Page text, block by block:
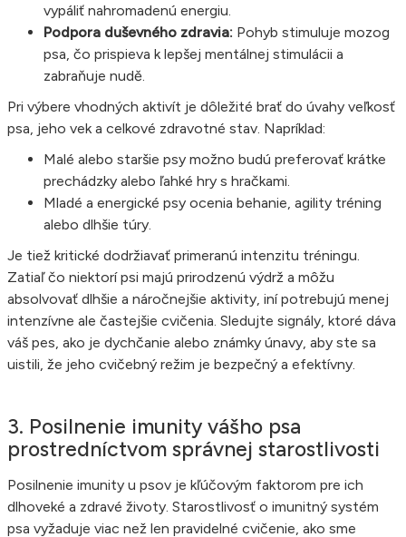
vypáliť nahromadenú energiu.
Podpora duševného zdravia: Pohyb stimuluje mozog
psa, čo prispieva k lepšej mentálnej stimulácii a
zabraňuje nudě.
Pri výbere vhodných aktivít je dôležité brať do úvahy veľkosť
psa, jeho vek a celkové zdravotné stav. Napríklad:
Malé alebo staršie psy možno budú preferovať krátke
prechádzky alebo ľahké hry s hračkami.
Mladé a energické psy ocenia behanie, agility tréning
alebo dlhšie túry.
Je tiež kritické dodržiavať primeranú intenzitu tréningu.
Zatiaľ čo niektorí psi majú prirodzenú výdrž a môžu
absolvovať dlhšie a náročnejšie aktivity, iní potrebujú menej
intenzívne ale častejšie cvičenia. Sledujte signály, ktoré dáva
váš pes, ako je dychčanie alebo známky únavy, aby ste sa
uistili, že jeho cvičebný režim je bezpečný a efektívny.
3. Posilnenie imunity vášho psa
prostredníctvom správnej starostlivosti
Posilnenie imunity u psov je kľúčovým faktorom pre ich
dlhoveké a zdravé životy. Starostlivosť o imunitný systém
psa vyžaduje viac než len pravidelné cvičenie, ako sme